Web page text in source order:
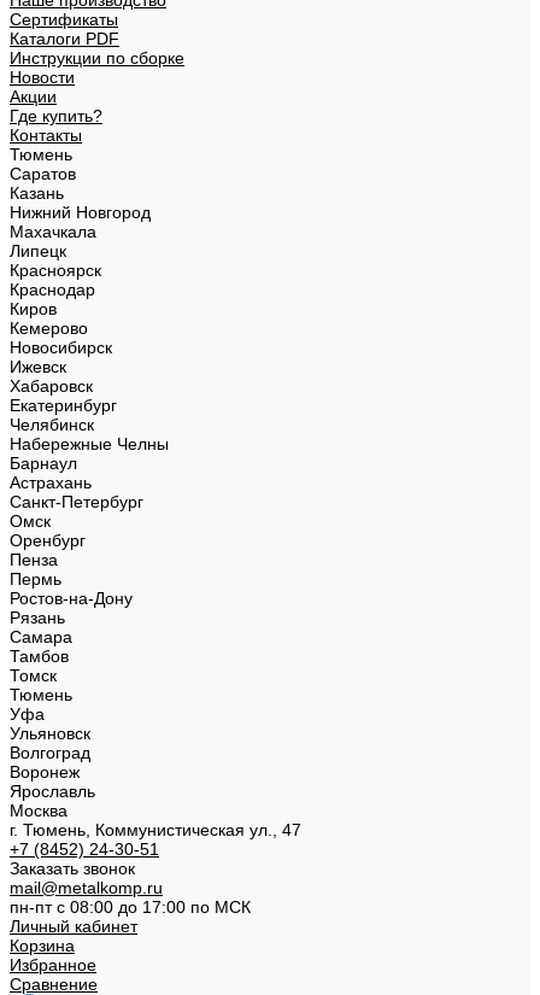
Сертификаты
Каталоги PDF
Инструкции по сборке
Новости
Акции
Где купить?
Контакты
Тюмень
Саратов
Казань
Нижний Новгород
Махачкала
Липецк
Красноярск
Краснодар
Киров
Кемерово
Новосибирск
Ижевск
Хабаровск
Екатеринбург
Челябинск
Набережные Челны
Барнаул
Астрахань
Санкт-Петербург
Омск
Оренбург
Пенза
Пермь
Ростов-на-Дону
Рязань
Самара
Тамбов
Томск
Тюмень
Уфа
Ульяновск
Волгоград
Воронеж
Ярославль
Москва
г. Тюмень, Коммунистическая ул., 47
+7 (8452) 24-30-51
Заказать звонок
mail@metalkomp.ru
пн-пт с 08:00 до 17:00 по МСК
Личный кабинет
Корзина
Избранное
Сравнение